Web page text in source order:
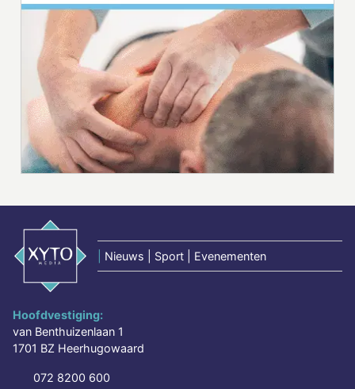
Nieuws | Sport | Evenementen
Hoofdvestiging:
van Benthuizenlaan 1
1701 BZ Heerhugowaard
072 8200 600